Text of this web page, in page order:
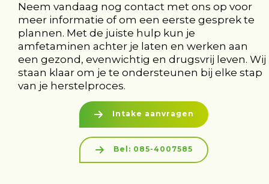
Neem vandaag nog contact met ons op voor
meer informatie of om een eerste gesprek te
plannen. Met de juiste hulp kun je
amfetaminen achter je laten en werken aan
een gezond, evenwichtig en drugsvrij leven. Wij
staan klaar om je te ondersteunen bij elke stap
van je herstelproces.
Intake aanvragen
Bel: 085-4007585